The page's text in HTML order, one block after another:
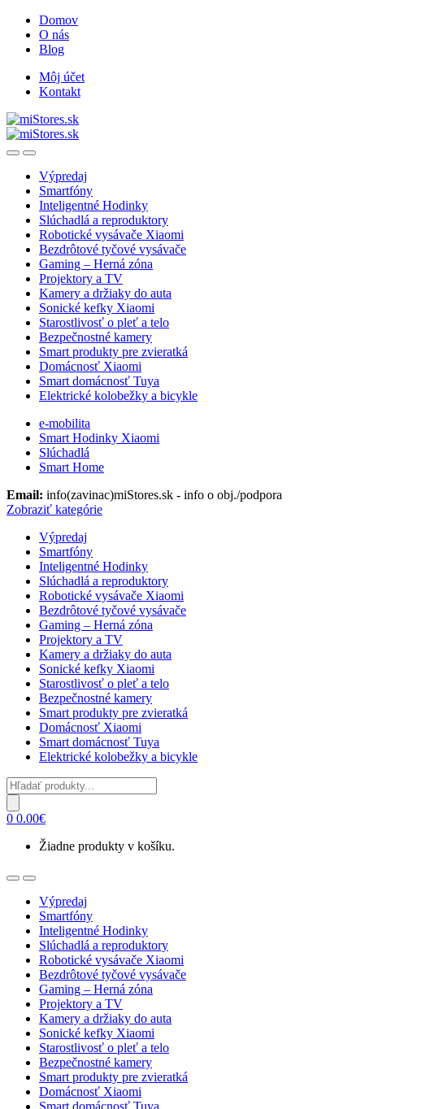
Skip
navigation
Skip
content
Domov
O nás
Blog
Môj účet
Kontakt
OpenClose
Výpredaj
Smartfóny
Inteligentné Hodinky
Slúchadlá a reproduktory
Robotické vysávače Xiaomi
Bezdrôtové tyčové vysávače
Gaming – Herná zóna
Projektory a TV
Kamery a držiaky do auta
Sonické kefky Xiaomi
Starostlivosť o pleť a telo
Bezpečnostné kamery
Smart produkty pre zvieratká
Domácnosť Xiaomi
Smart domácnosť Tuya
Elektrické kolobežky a bicykle
e-mobilita
Smart Hodinky Xiaomi
Slúchadlá
Smart Home
Email: info(zavinac)miStores.sk - info o obj./podpora
Zobraziť kategórie
Výpredaj
Smartfóny
Inteligentné Hodinky
Slúchadlá a reproduktory
Robotické vysávače Xiaomi
Bezdrôtové tyčové vysávače
Gaming – Herná zóna
Projektory a TV
Kamery a držiaky do auta
Sonické kefky Xiaomi
Starostlivosť o pleť a telo
Bezpečnostné kamery
Smart produkty pre zvieratká
Domácnosť Xiaomi
Smart domácnosť Tuya
Elektrické kolobežky a bicykle
Products
search
0 0.00€
Žiadne produkty v košíku.
OpenClose
Výpredaj
Smartfóny
Inteligentné Hodinky
Slúchadlá a reproduktory
Robotické vysávače Xiaomi
Bezdrôtové tyčové vysávače
Gaming – Herná zóna
Projektory a TV
Kamery a držiaky do auta
Sonické kefky Xiaomi
Starostlivosť o pleť a telo
Bezpečnostné kamery
Smart produkty pre zvieratká
Domácnosť Xiaomi
Smart domácnosť Tuya